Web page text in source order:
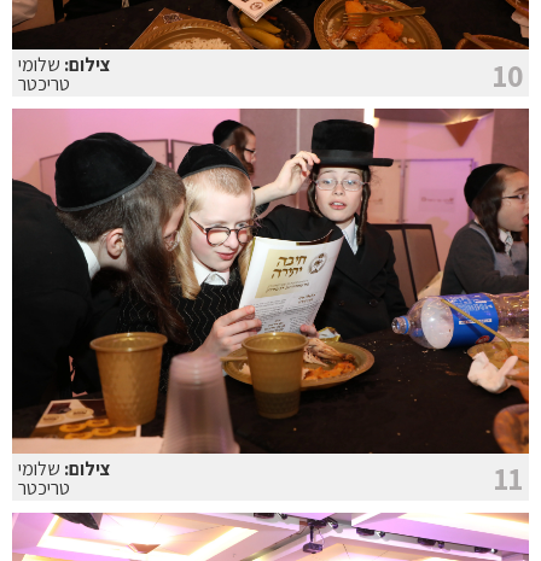
10 צילום: שלומי
טריכטר
11 צילום: שלומי
טריכטר